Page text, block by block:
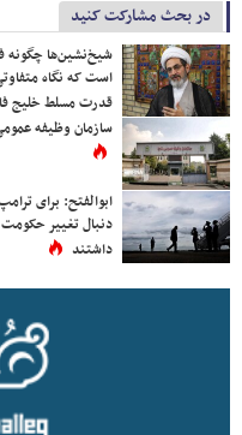
در بحث مشارکت کنید
شیخ‌نشین‌ها چگونه
است که نگاه
قدرت مسلط خلیج
سازمان وظیفه
ابوالفتح: برای
دنبال تغییر
داشتند